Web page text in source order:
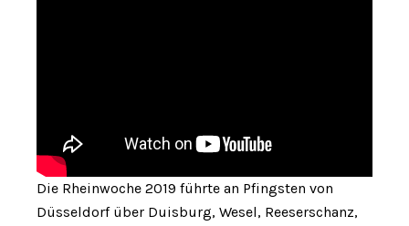
Die Rheinwoche 2019 führte an Pfingsten von
Düsseldorf über Duisburg, Wesel, Reeserschanz,